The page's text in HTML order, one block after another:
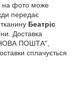
на фото може
передає
Беатріс
Доставка
"НОВА ПОШТА",
сплачується